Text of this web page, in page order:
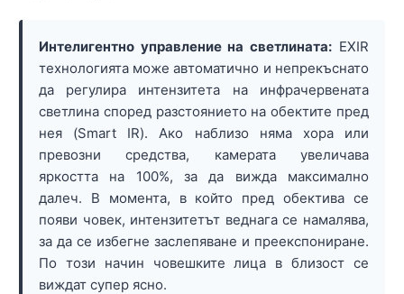
Интелигентно управление на светлината: EXIR
технологията може автоматично и непрекъснато
да регулира интензитета на инфрачервената
светлина според разстоянието на обектите пред
нея (Smart IR). Ако наблизо няма хора или
превозни средства, камерата увеличава
яркостта на 100%, за да вижда максимално
далеч. В момента, в който пред обектива се
появи човек, интензитетът веднага се намалява,
за да се избегне заслепяване и преекспониране.
По този начин човешките лица в близост се
виждат супер ясно.